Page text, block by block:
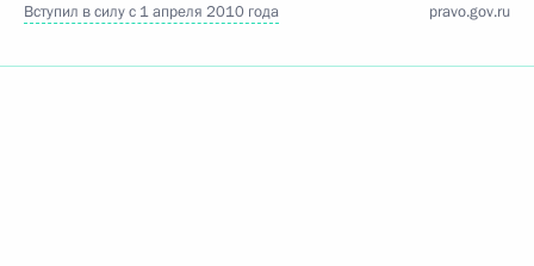
Вступил в силу с 1 апреля 2010 года pravo.gov.ru